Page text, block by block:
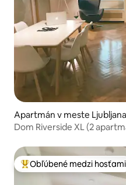
Apartmán v meste Ljubljana
Dom Riverside XL (2
Najobľúbenejšie medzi
Obľúbené medzi hosťami